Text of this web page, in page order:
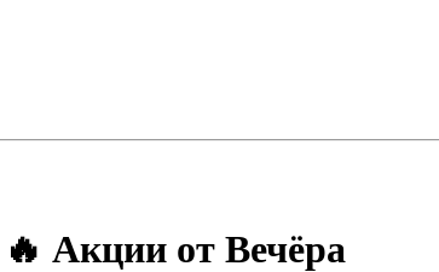
🔥 Акции от Вечёра